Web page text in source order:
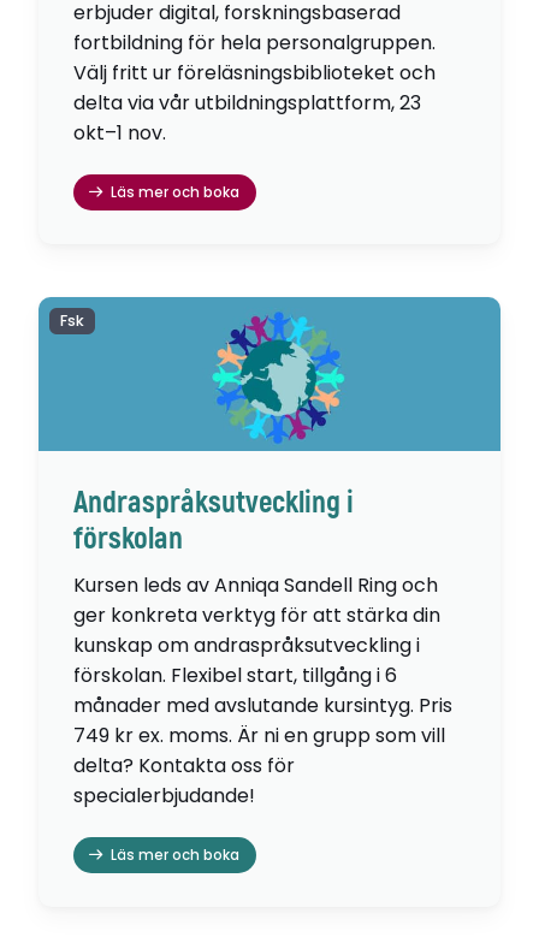
erbjuder digital, forskningsbaserad
fortbildning för hela personalgruppen.
Välj fritt ur föreläsningsbiblioteket och
delta via vår utbildningsplattform, 23
okt–1 nov.
Läs mer och boka
Andraspråksutveckling i
förskolan
Kursen leds av Anniqa Sandell Ring och
ger konkreta verktyg för att stärka din
kunskap om andraspråksutveckling i
förskolan. Flexibel start, tillgång i 6
månader med avslutande kursintyg. Pris
749 kr ex. moms. Är ni en grupp som vill
delta? Kontakta oss för
specialerbjudande!
Läs mer och boka
Fsk